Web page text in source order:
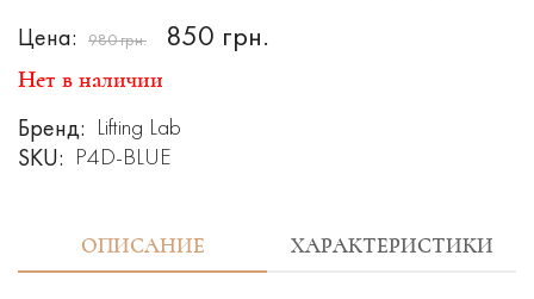
Цена: 980 грн. 850 грн.
Нет в наличии
Бренд: Lifting Lab
SKU: P4D-BLUE
ОПИСАНИЕ ХАРАКТЕРИСТИКИ